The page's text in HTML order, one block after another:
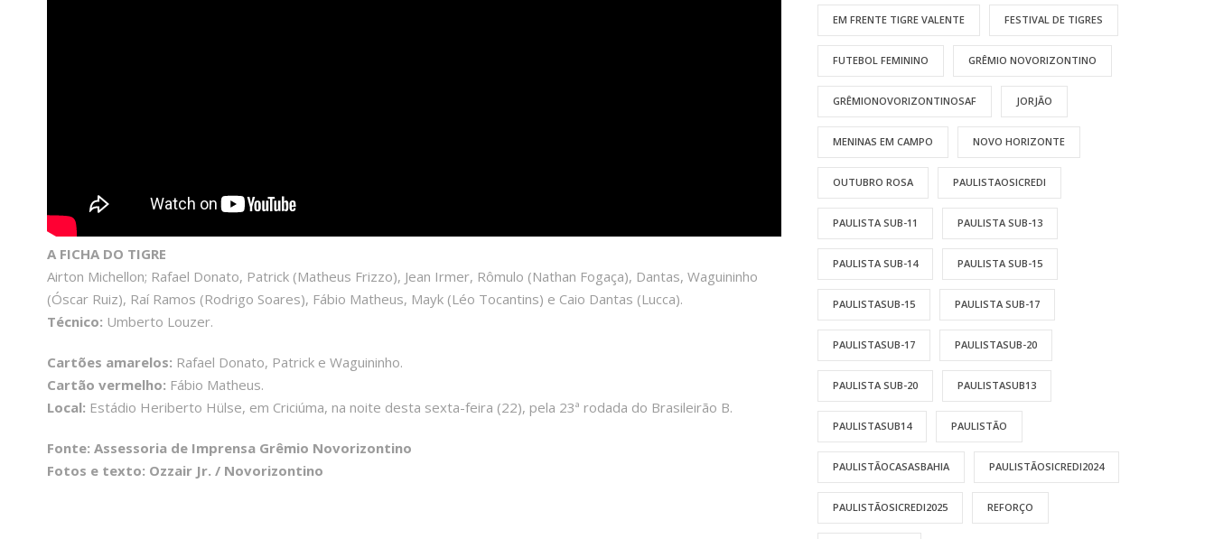
A FICHA DO TIGRE
Airton Michellon; Rafael Donato, Patrick (Matheus Frizzo), Jean Irmer, Rômulo (Nathan Fogaça), Dantas, Waguininho
(Óscar Ruiz), Raí Ramos (Rodrigo Soares), Fábio Matheus, Mayk (Léo Tocantins) e Caio Dantas (Lucca).
Técnico: Umberto Louzer.
Cartões amarelos: Rafael Donato, Patrick e Waguininho.
Cartão vermelho: Fábio Matheus.
Local: Estádio Heriberto Hülse, em Criciúma, na noite desta sexta-feira (22), pela 23ª rodada do Brasileirão B.
Fonte: Assessoria de Imprensa Grêmio Novorizontino
Fotos e texto: Ozzair Jr. / Novorizontino
EM FRENTE TIGRE VALENTE FESTIVAL DE TIGRES
FUTEBOL FEMININO GRÊMIO NOVORIZONTINO
GRÊMIONOVORIZONTINOSAF JORJÃO
MENINAS EM CAMPO NOVO HORIZONTE
OUTUBRO ROSA PAULISTAOSICREDI
PAULISTA SUB-11 PAULISTA SUB-13
PAULISTA SUB-14 PAULISTA SUB-15
PAULISTASUB-15 PAULISTA SUB-17
PAULISTASUB-17 PAULISTASUB-20
PAULISTA SUB-20 PAULISTASUB13
PAULISTASUB14 PAULISTÃO
PAULISTÃOCASASBAHIA PAULISTÃOSICREDI2024
PAULISTÃOSICREDI2025 REFORÇO